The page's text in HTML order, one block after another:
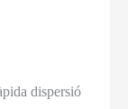
dispersió